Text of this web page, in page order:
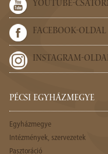
YOUTUBE-
FACEBOOK-OLDAL
INSTAGRAM-
PÉCSI EGYHÁZMEGYE
Egyházmegye
Intézmények, szervezetek
Pasztoráció